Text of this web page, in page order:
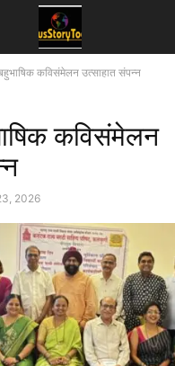
कविसंमेलन उत्साहात संपन्न
कविसंमेलन
2026